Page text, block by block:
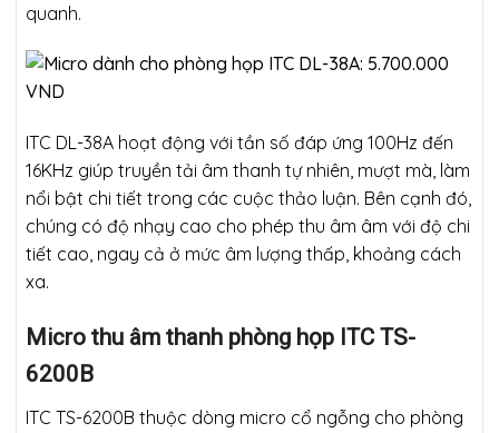
quanh.
ITC DL-38A hoạt động với tần số đáp ứng 100Hz đến
16KHz giúp truyền tải âm thanh tự nhiên, mượt mà, làm
nổi bật chi tiết trong các cuộc thảo luận. Bên cạnh đó,
chúng có độ nhạy cao cho phép thu âm âm với độ chi
tiết cao, ngay cả ở mức âm lượng thấp, khoảng cách
xa.
Micro thu âm thanh phòng họp ITC TS-
6200B
ITC TS-6200B thuộc dòng micro cổ ngỗng cho phòng